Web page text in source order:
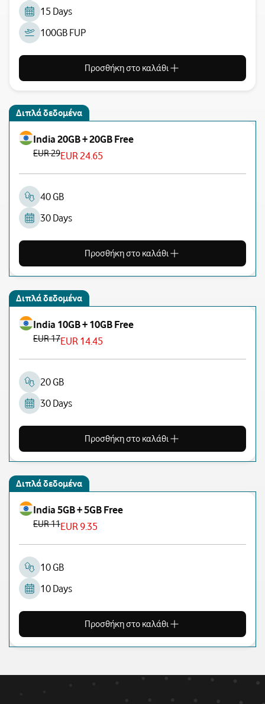
15 Days
100GB FUP
Προσθήκη στο καλάθι
Διπλά δεδομένα
India 20GB + 20GB Free
EUR 29EUR 24.65
40 GB
30 Days
Προσθήκη στο καλάθι
Διπλά δεδομένα
India 10GB + 10GB Free
EUR 17EUR 14.45
20 GB
30 Days
Προσθήκη στο καλάθι
Διπλά δεδομένα
India 5GB + 5GB Free
EUR 11EUR 9.35
10 GB
10 Days
Προσθήκη στο καλάθι